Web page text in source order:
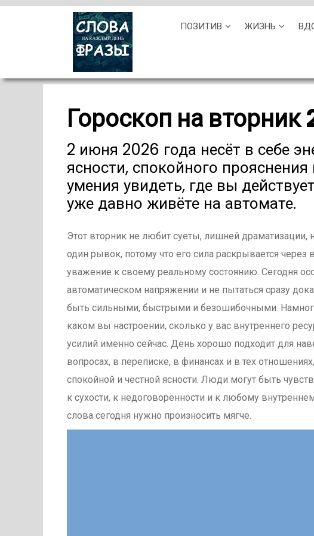
ПОЗИТИВ ЖИЗНЬ
Гороскоп на
2 июня 2026 года несёт в себе
ясности, спокойного
умения увидеть, где вы
уже давно живёте на автомате.
Этот вторник не любит суеты, лишней
один рывок, потому что его сила раскрывается через
уважение к своему реальному состоянию. Сегодня
автоматическом напряжении и не пытаться сразу
быть сильными, быстрыми и безошибочными.
каком вы настроении, сколько у вас внутреннего
усилий именно сейчас. День хорошо подходит для
вопросах, в переписке, в финансах и в тех
спокойной и честной ясности. Люди могут быть
к сухости, к недоговорённости и к любому
слова сегодня нужно произносить мягче.